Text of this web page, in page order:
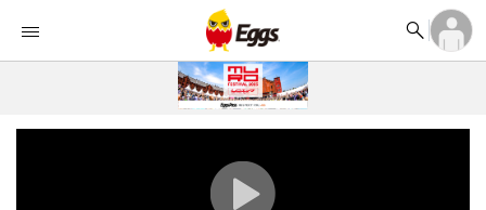


ランキング 
記事 

ログイン
アカウント登録